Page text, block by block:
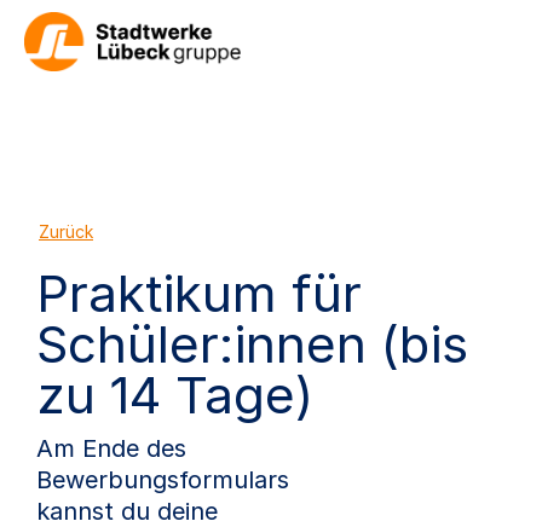
Zurück
Praktikum für
Schüler:innen (bis
zu 14 Tage)
Am Ende des
Bewerbungsformulars
kannst du deine